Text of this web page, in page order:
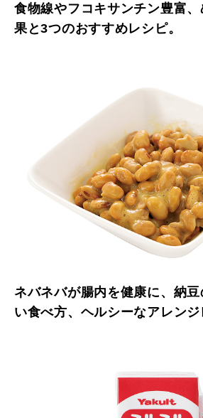
食物線やフコキサンチン豊富
果と3つのおすすめレシピ。
ネバネバが腸内を健康に、納
い食べ方、ヘルシーなアレン